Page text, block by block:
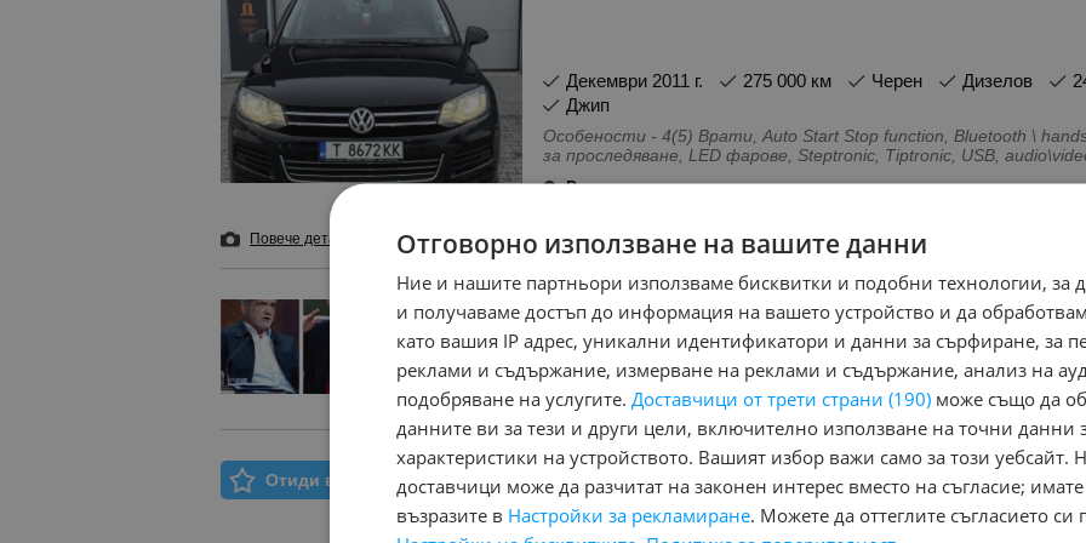
декември 2011 г. 275 000 км Черен Дизелов
Джип
Особености - 4(5) Врати, Auto Start Stop function, Bluetooth \
за проследяване, LED фарове, Steptronic, Tiptronic, USB,
Въздушни възглавници - Предни, Въздушни възглавници -
Климатик, Кожен салон, Навигация, Парктроник, Подгряване на
Регион:
Повече детайли и 6 снимки Добави в бележника
Кой иска вечна война в Близкия изток?
преди 16 часа и 54 минути
Отиди в Моят Бележник Няма маркирани обяви за печатане
Отговорно използване на вашите данни
Ние и нашите партньори използваме бисквитки и подобни технологии, за
и получаваме достъп до информация на вашето устройство и да
като вашия IP адрес, уникални идентификатори и данни за сърфиране, за
реклами и съдържание, измерване на реклами и съдържание, анализ на
подобряване на услугите. Доставчици от трети страни (190) може също да
данните ви за тези и други цели, включително използване на точни данни
характеристики на устройството. Вашият избор важи само за този уебсайт.
доставчици може да разчитат на законен интерес вместо на съгласие;
възразите в Настройки за рекламиране. Можете да оттеглите съгласието си